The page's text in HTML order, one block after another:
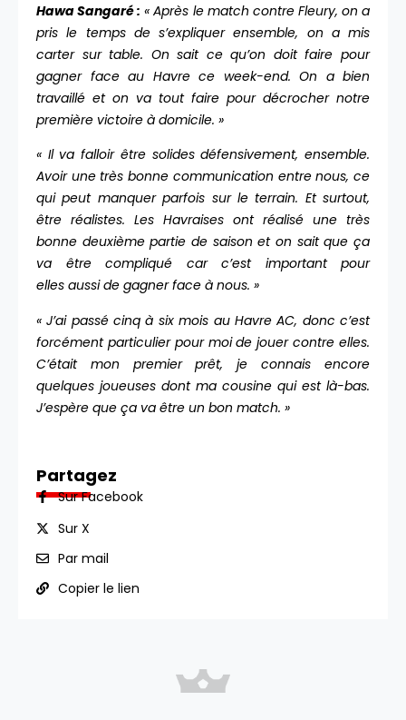
Hawa Sangaré : « Après le match contre Fleury, on a
pris le temps de s’expliquer ensemble, on a mis
carter sur table. On sait ce qu’on doit faire pour
gagner face au Havre ce week-end. On a bien
travaillé et on va tout faire pour décrocher notre
première victoire à domicile. »
« Il va falloir être solides défensivement, ensemble.
Avoir une très bonne communication entre nous, ce
qui peut manquer parfois sur le terrain. Et surtout,
être réalistes. Les Havraises ont réalisé une très
bonne deuxième partie de saison et on sait que ça
va être compliqué car c’est important pour
elles aussi de gagner face à nous. »
« J’ai passé cinq à six mois au Havre AC, donc c’est
forcément particulier pour moi de jouer contre elles.
C’était mon premier prêt, je connais encore
quelques joueuses dont ma cousine qui est là-bas.
J’espère que ça va être un bon match. »
Partagez
Sur Facebook
Sur X
Par mail
Copier le lien